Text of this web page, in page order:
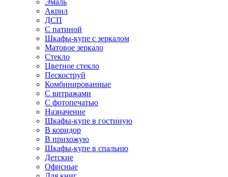
Эмаль
Акрил
ДСП
С патиной
Шкафы-купе с зеркалом
Матовое зеркало
Стекло
Цветное стекло
Пескоструй
Комбинированные
С витражами
С фотопечатью
Назначение
Шкафы-купе в гостиную
В коридор
В прихожую
Шкафы-купе в спальню
Детские
Офисные